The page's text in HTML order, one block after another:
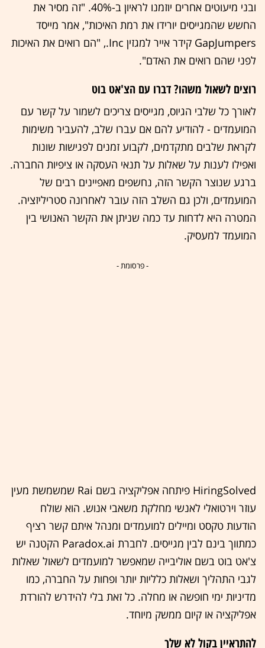
ובני מיעוטים אחרים יוזמנו לראיון ב-40%. "זה מסיר את
החשש שהמגייסים יורידו את רמת האיכות", אמר מייסד
GapJumpers קידר אייר למגזין Inc., "הם רואים את האיכות
לפני שהם רואים את האדם".
רוצים לשאול משהו? דברו עם הצ'אט בוט
לאורך כל שלבי הגיוס, מגייסים צריכים לשמור על קשר עם
המועמדים - להודיע להם אם עברו שלב, להעביר משימות
לקראת שלבים מתקדמים, לקבוע זמנים לפגישות שונות
ואפילו לענות על שאלות על תנאי העסקה או ציפיות החברה.
ברגע שנוצר הקשר הזה, נחשפים מאפיינים רבים של
המועמדים, ולכן גם השלב הזה עובר לאחרונה סטריליזציה.
המטרה היא לדחות עד כמה שניתן את הקשר האנושי בין
המועמד למעסיק.
- פרסומת -
HiringSolved פיתחה אפליקציה בשם Rai שמשמשת מעין
עוזר וירטואלי לאנשי מחלקת משאבי אנוש. הוא שולח
הודעות טקסט ומיילים למועמדים ומנהל איתם קשר רציף
כמתווך בינם לבין מגייסים. לחברת Paradox.ai הקטנה יש
צ'אט בוט בשם אוליבייה שמאפשר למועמדים לשאול שאלות
לגבי התהליך ושאלות כלליות יותר ופחות על החברה, כמו
מדיניות ימי חופשה או מחלה. כל זאת בלי להידרש להורדת
אפליקציה או קיום ממשק מיוחד.
להתראיין בקול לא שלך